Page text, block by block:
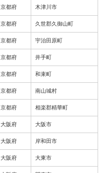
京都府 木津川市
京都府 久世郡久御山町
京都府 宇治田原町
京都府 井手町
京都府 和束町
京都府 南山城村
京都府 相楽郡精華町
大阪府 大阪市
大阪府 岸和田市
大阪府 大東市